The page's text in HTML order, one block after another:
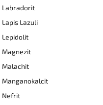
Labradorit
Lapis Lazuli
Lepidolit
Magnezit
Malachit
Manganokalcit
Nefrit